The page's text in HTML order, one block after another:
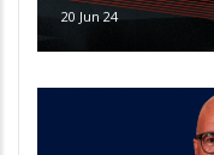
20 Jun 24